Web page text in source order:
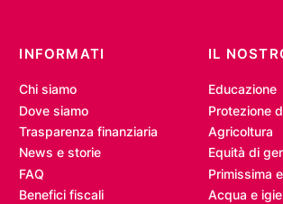
INFORMATI
Chi siamo
Dove siamo
Trasparenza finanziaria
News e storie
FAQ
Benefici fiscali
IL
Educazione
Protezione
Agricoltura
Equità di
Primissima
Acqua e